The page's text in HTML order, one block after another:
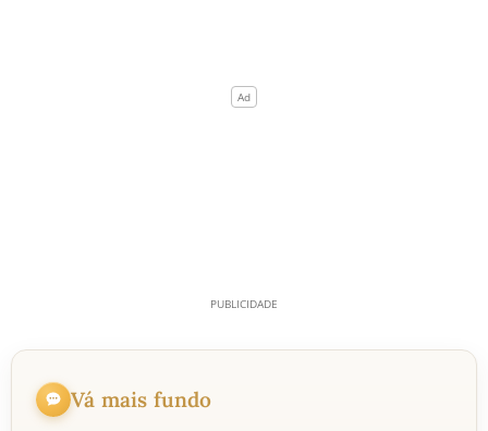
Vá mais fundo